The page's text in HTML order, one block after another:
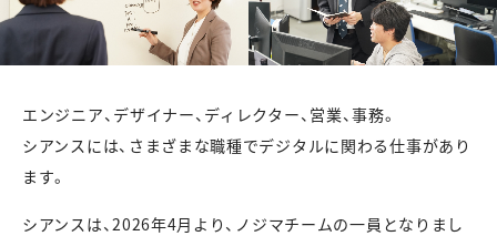
エンジニア、デザイナー、ディレクター、営業、事務。
シアンスには、さまざまな職種でデジタルに関わる仕事があり
ます。
シアンスは、2026年4月より、ノジマチームの一員となりまし